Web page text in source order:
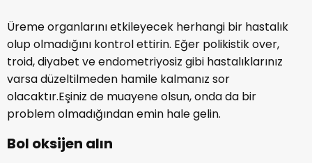
Üreme organlarını etkileyecek herhangi bir hastalık
olup olmadığını kontrol ettirin. Eğer polikistik over,
troid, diyabet ve endometriyosiz gibi hastalıklarınız
varsa düzeltilmeden hamile kalmanız sor
olacaktır.Eşiniz de muayene olsun, onda da bir
problem olmadığından emin hale gelin.
Bol oksijen alın